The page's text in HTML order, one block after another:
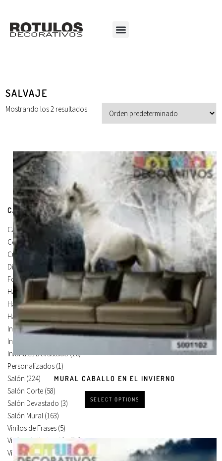
SALVAJE
Mostrando los 2 resultados
MURAL CABALLO EN EL INVIERNO
SELECT OPTIONS
CATEGORÍAS DE PRODUCTOS
Carteles Para Puertas (3)
Cocina
Cuadros en Vinilos (105)
Diseños en Vinilo
Foto Lienzo(51)
Habitación
(4)
Habitación Corte(3)
Habitación Devastado
Infantiles(75)
Infantiles Corte
Infantiles Devastado(10)
Personalizados (1)
Salón (224)
Salón Corte (58)
Salón Devastado (3)
Salón Mural (163)
Vinilos de Frases (5)
Vinilos de Ilustración
(14)
Vinilos de Marcas(19)